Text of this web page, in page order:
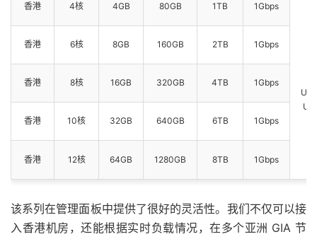
香港 4核 4GB 80GB 1TB 1Gbps
香港 6核 8GB 160GB 2TB 1Gbps
香港 8核 16GB 320GB 4TB 1Gbps
香港 10核 32GB 640GB 6TB 1Gbps
香港 12核 64GB 1280GB 8TB 1Gbps
该系列在管理面板中提供了很好的灵活性。我们不仅可以接
入香港机房，还能根据实时负载情况，在多个亚洲 GIA 节